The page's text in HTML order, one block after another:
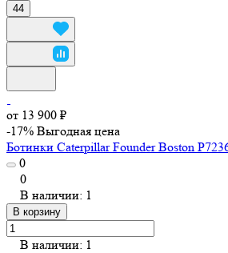
44
от 13 900 ₽
-17% Выгодная цена
Ботинки Caterpillar Founder Boston
0
0
В наличии: 1
В корзину
В наличии: 1